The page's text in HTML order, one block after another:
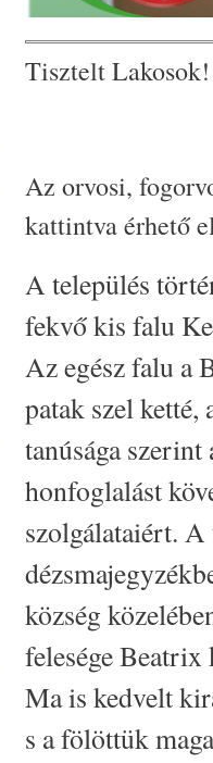
Tisztelt Lakosok!
Az orvosi,
kattintva érhető
A település
fekvő kis falu
Az egész falu a
patak szel
tanúsága
honfoglalást
szolgálataiért. A
község
felesége Beatrix
Ma is kedvelt
s a fölöttük